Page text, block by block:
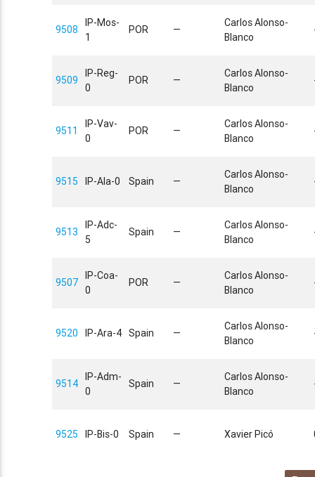
9508
IP-Mos-
1
POR —
Carlos Alonso-
Blanco
9509
IP-Reg-
0
POR —
Carlos Alonso-
Blanco
9511
IP-Vav-
0
POR —
Carlos Alonso-
Blanco
9515 IP-Ala-0 Spain —
Carlos Alonso-
Blanco
9513
IP-Adc-
5
Spain —
Carlos Alonso-
Blanco
9507
IP-Coa-
0
POR —
Carlos Alonso-
Blanco
9520 IP-Ara-4 Spain —
Carlos Alonso-
Blanco
9514
IP-Adm-
0
Spain —
Carlos Alonso-
Blanco
9525 IP-Bis-0 Spain — Xavier Picó